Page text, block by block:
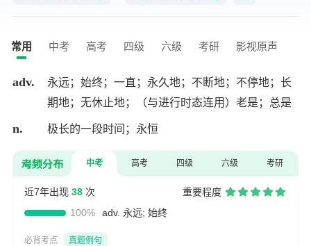
常用 中考 高考 四级 六级 考研 影视原声
adv.
永远；始终；一直；永久地；不断地；不停地；长
期地；无休止地；（与进行时态连用）老是；总是
n. 极长的一段时间；永恒
中考 高考 四级 六级 考研
近7年出现 38 次
重要程度
100%
adv. 永远; 始终
必背考点 真题例句